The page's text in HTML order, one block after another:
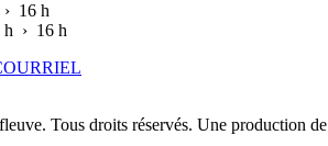
16 h
h › 16 h
Tous droits réservés. Une production de